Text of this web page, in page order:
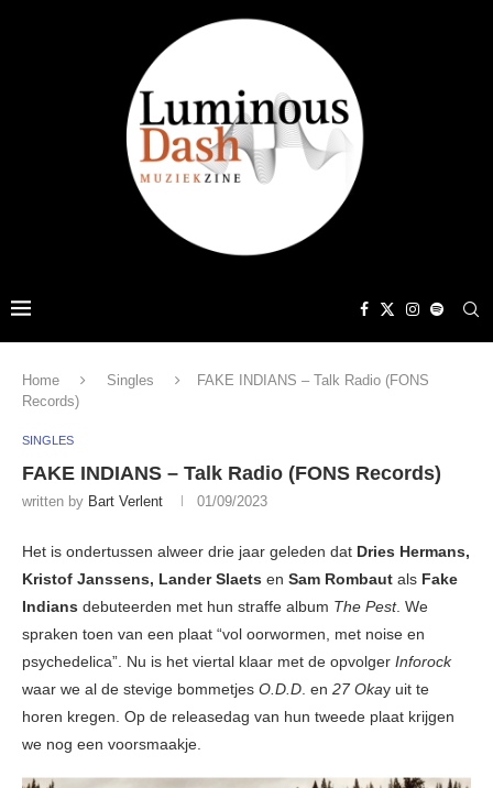
Home Singles
FAKE INDIANS – Talk Radio (FONS
Records)
SINGLES
FAKE INDIANS – Talk Radio (FONS Records)
written by Bart Verlent 01/09/2023
Het is ondertussen alweer drie jaar geleden dat Dries Hermans,
Kristof Janssens, Lander Slaets en Sam Rombaut als Fake
Indians debuteerden met hun straffe album The Pest. We
spraken toen van een plaat “vol oorwormen, met noise en
psychedelica”. Nu is het viertal klaar met de opvolger Inforock
waar we al de stevige bommetjes O.D.D. en 27 Okay uit te
horen kregen. Op de releasedag van hun tweede plaat krijgen
we nog een voorsmaakje.